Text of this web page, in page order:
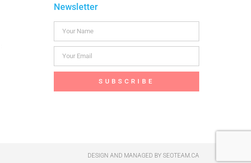
Newsletter
SUBSCRIBE
DESIGN AND MANAGED BY SEOTEAM.CA